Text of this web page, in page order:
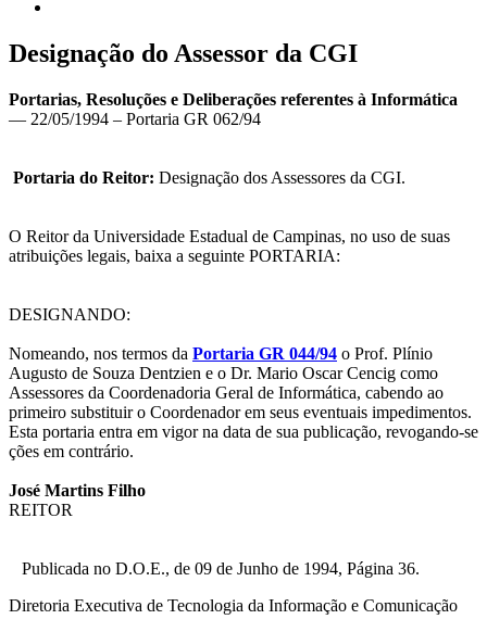
Designação do Assessor da CGI
Portarias, Resoluções e Deliberações referentes à Informática
— 22/05/1994 – Portaria GR 062/94
Portaria do Reitor: Designação dos Assessores da CGI.
O Reitor da Universidade Estadual de Campinas, no uso de suas
atribuições legais, baixa a seguinte PORTARIA:
DESIGNANDO:
Nomeando, nos termos da Portaria GR 044/94 o Prof. Plínio
Augusto de Souza Dentzien e o Dr. Mario Oscar Cencig como
Assessores da Coordenadoria Geral de Informática, cabendo ao
primeiro substituir o Coordenador em seus eventuais impedimentos.
Esta portaria entra em vigor na data de sua publicação, revogando-se
ções em contrário.
José Martins Filho
REITOR
Publicada no D.O.E., de 09 de Junho de 1994, Página 36.
Diretoria Executiva de Tecnologia da Informação e Comunicação